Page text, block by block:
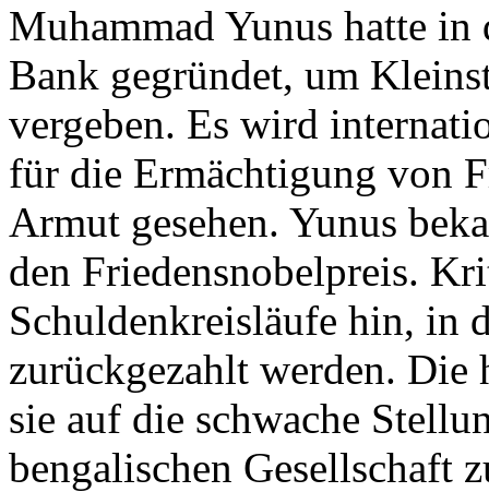
Muhammad Yunus hatte in
Bank gegründet, um
vergeben. Es wird
für die Ermächtigung von
Armut gesehen. Yunus
den Friedensnobelpreis.
Schuldenkreisläufe hin, in
zurückgezahlt werden. Die
sie auf die schwache
bengalischen Gesellschaft